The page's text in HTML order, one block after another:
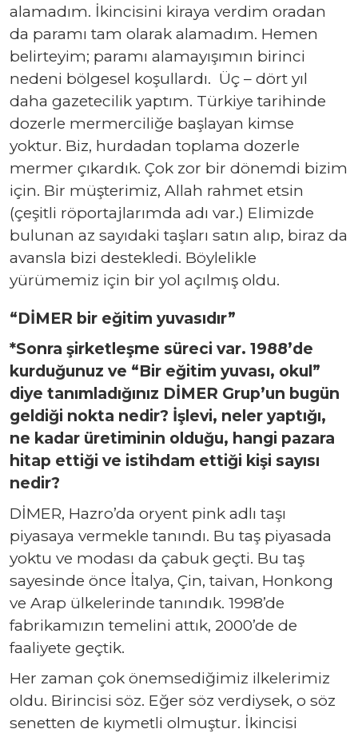
alamadım. İkincisini kiraya verdim oradan
da paramı tam olarak alamadım. Hemen
belirteyim; paramı alamayışımın birinci
nedeni bölgesel koşullardı. Üç – dört yıl
daha gazetecilik yaptım. Türkiye tarihinde
dozerle mermerciliğe başlayan kimse
yoktur. Biz, hurdadan toplama dozerle
mermer çıkardık. Çok zor bir dönemdi bizim
için. Bir müşterimiz, Allah rahmet etsin
(çeşitli röportajlarımda adı var.) Elimizde
bulunan az sayıdaki taşları satın alıp, biraz da
avansla bizi destekledi. Böylelikle
yürümemiz için bir yol açılmış oldu.
“DİMER bir eğitim yuvasıdır”
*Sonra şirketleşme süreci var. 1988’de
kurduğunuz ve “Bir eğitim yuvası, okul”
diye tanımladığınız DİMER Grup’un bugün
geldiği nokta nedir? İşlevi, neler yaptığı,
ne kadar üretiminin olduğu, hangi pazara
hitap ettiği ve istihdam ettiği kişi sayısı
nedir?
DİMER, Hazro’da oryent pink adlı taşı
piyasaya vermekle tanındı. Bu taş piyasada
yoktu ve modası da çabuk geçti. Bu taş
sayesinde önce İtalya, Çin, taivan, Honkong
ve Arap ülkelerinde tanındık. 1998’de
fabrikamızın temelini attık, 2000’de de
faaliyete geçtik.
Her zaman çok önemsediğimiz ilkelerimiz
oldu. Birincisi söz. Eğer söz verdiysek, o söz
senetten de kıymetli olmuştur. İkincisi